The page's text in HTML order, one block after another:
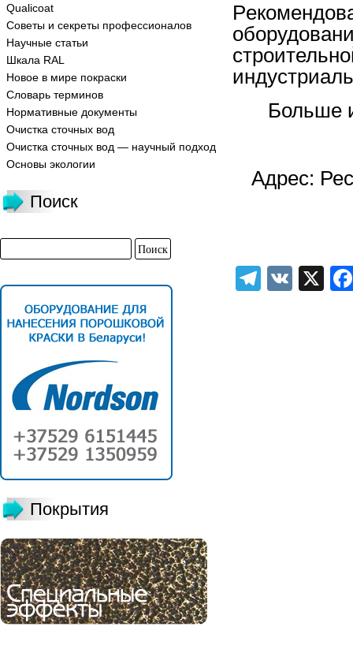
Qualicoat
Советы и секреты профессионалов
Научные статьи
Шкала RAL
Новое в мире покраски
Словарь терминов
Нормативные документы
Очистка сточных вод
Очистка сточных вод — научный подход
Основы экологии
Поиск
Покрытия
Рекомен
Больше
Адрес:
VK X